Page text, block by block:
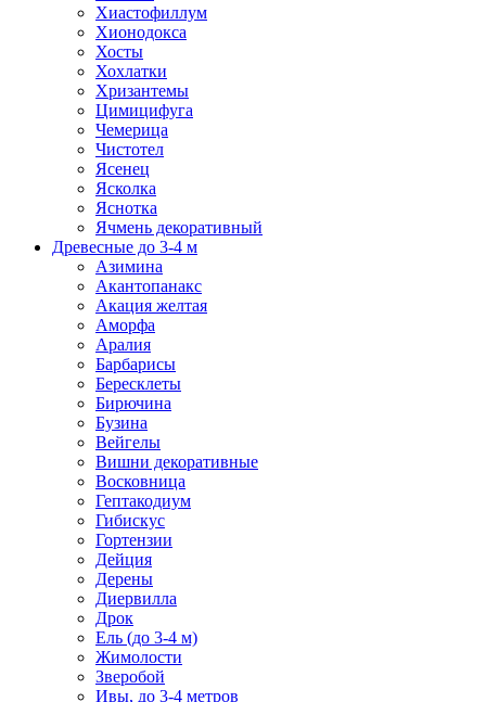
Хиастофиллум
Хионодокса
Хосты
Хохлатки
Хризантемы
Цимицифуга
Чемерица
Чистотел
Ясенец
Ясколка
Яснотка
Ячмень декоративный
Древесные до 3-4 м
Азимина
Акантопанакс
Акация желтая
Аморфа
Аралия
Барбарисы
Бересклеты
Бирючина
Бузина
Вейгелы
Вишни декоративные
Восковница
Гептакодиум
Гибискус
Гортензии
Дейция
Дерены
Диервилла
Дрок
Ель (до 3-4 м)
Жимолости
Зверобой
Ивы, до 3-4 метров